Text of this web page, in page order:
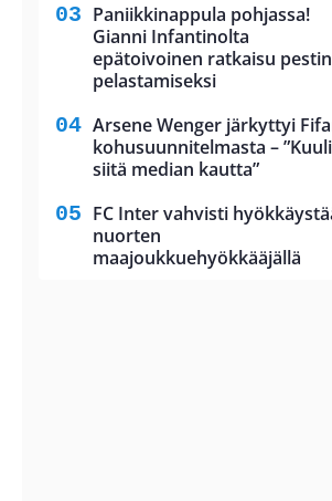
Paniikkinappula pohjassa!
Gianni Infantinolta
epätoivoinen ratkaisu
pelastamiseksi
Arsene Wenger järkyttyi
kohusuunnitelmasta –
siitä median kautta”
FC Inter vahvisti
nuorten
maajoukkuehyökkääjällä